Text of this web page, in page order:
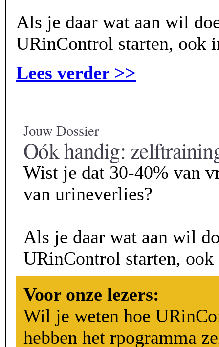
Als je daar wat aan wil
URinControl starten, ook
Lees verder >>
Jouw Dossier
Oók handig:
Wist je dat 30-40% van
van urineverlies?
Als je daar wat aan wil
URinControl starten,
Voor onze lezers:
Wil je weten hoe
hebben het rpogramma